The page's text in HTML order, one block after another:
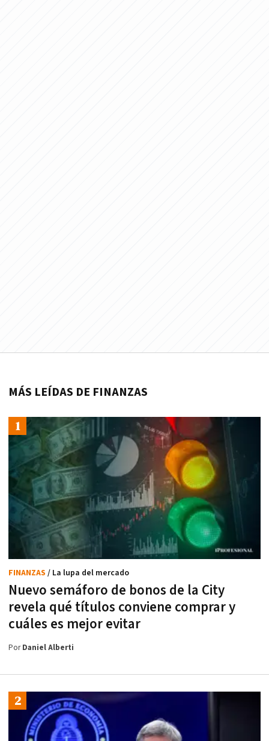
MÁS LEÍDAS DE FINANZAS
Nuevo semáforo de bonos de la City
revela qué títulos conviene comprar y
cuáles es mejor evitar
FINANZAS / La lupa del mercado
PorDaniel Alberti